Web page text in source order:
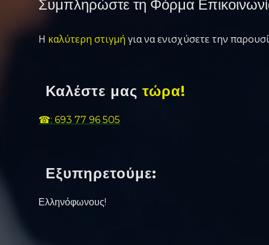
Συμπληρώστε τη Φόρμα
Η καλύτερη στιγμή για να ενισχύσετε την
Καλέστε μας τώρα!
☎: 693 77 96 505
Εξυπηρετούμε:
Ελληνόφωνους!